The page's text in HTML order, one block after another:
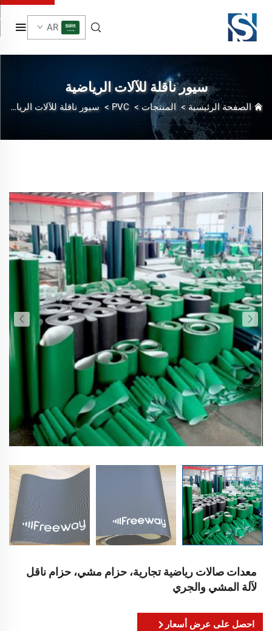
AR
سيور ناقلة للآلات الرياضية
الصفحة الرئيسية>المنتجات >
PVC
> سيور ناقلة للآلات الرياضية
معدات صالات رياضية تجارية، حزام مشي، حزام ناقل
لآلة المشي والجري
احصل على عرض أسعار